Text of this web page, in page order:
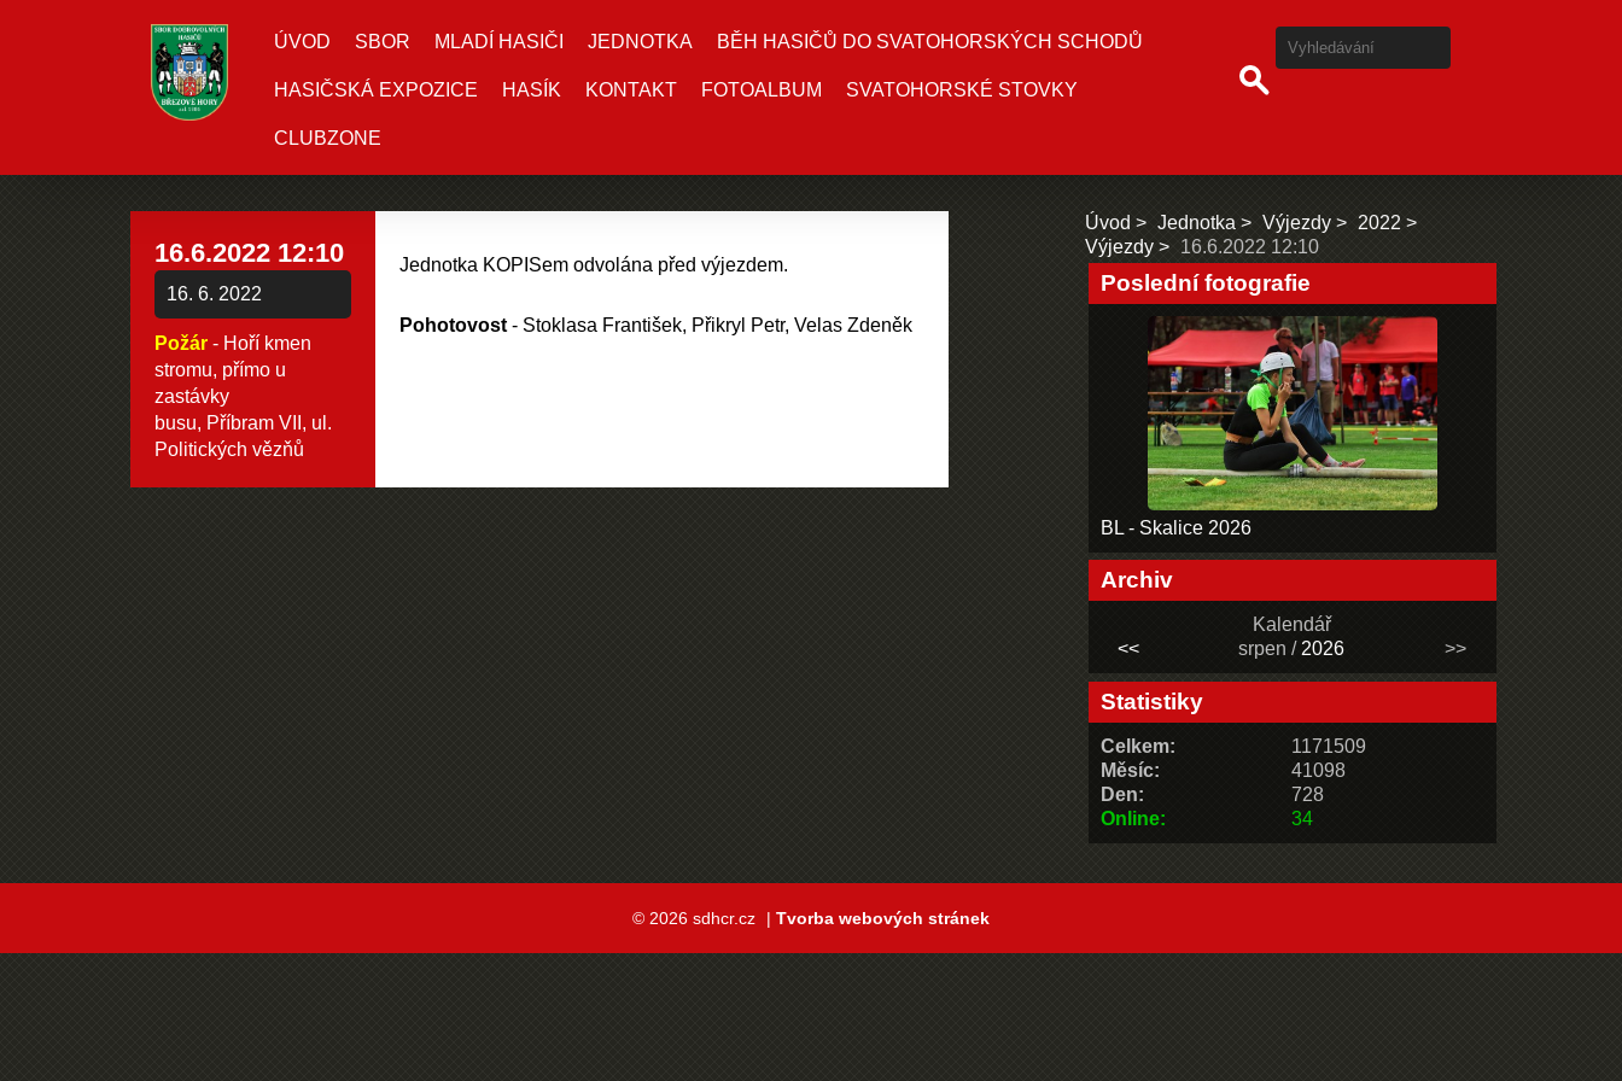
ÚVOD SBOR MLADÍ HASIČI JEDNOTKA BĚH HASIČŮ DO SVATOHORSKÝCH SCHODŮ
HASIČSKÁ EXPOZICE HASÍK KONTAKT FOTOALBUM SVATOHORSKÉ STOVKY
CLUBZONE
16.6.2022 12:10
16. 6. 2022
Požár - Hoří kmen
stromu, přímo u
zastávky
busu, Příbram VII, ul.
Politických vězňů
Jednotka KOPISem odvolána před výjezdem.
Pohotovost - Stoklasa František, Přikryl Petr, Velas Zdeněk
Úvod Jednotka Výjezdy
2022
Výjezdy
16.6.2022 12:10
Poslední fotografie
BL - Skalice 2026
Archiv
Kalendář
<<
srpen / 2026 >>
Statistiky
Online: 34
Celkem:
1171509
Měsíc:
41098
Den:
728
© 2026 sdhcr.cz | Tvorba webových stránek